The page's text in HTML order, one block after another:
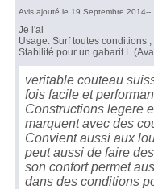
Avis ajouté le 19 Septembre 2014--
Je l'ai
Usage: Surf toutes conditions ;
Stabilité pour un gabarit L
veritable couteau
fois facile et
Constructions legere
marquent avec des
Convient aussi aux
peut aussi de faire
son confort permet
dans des conditions